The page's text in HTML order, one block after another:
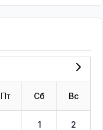
Пт Сб Вс
1 2